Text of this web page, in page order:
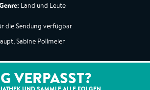
Land und Leute
die Sendung verfügbar
Sabine Pollmeier
VERPASST?